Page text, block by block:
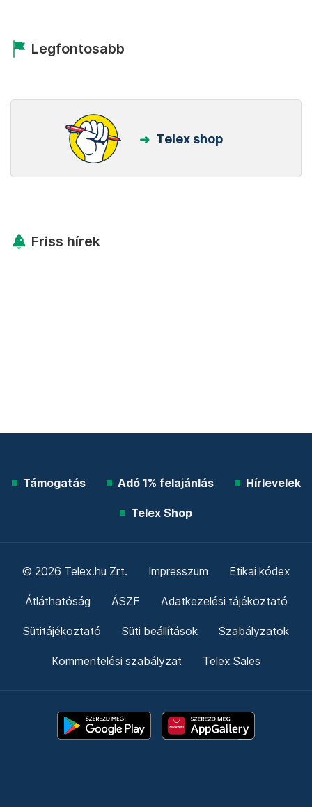
Legfontosabb
Telex shop
Friss hírek
Támogatás Adó 1% felajánlás Hírlevelek
Telex Shop
© 2026 Telex.hu Zrt. Impresszum Etikai kódex
Átláthatóság ÁSZF Adatkezelési tájékoztató
Sütitájékoztató Süti beállítások Szabályzatok
Kommentelési szabályzat Telex Sales